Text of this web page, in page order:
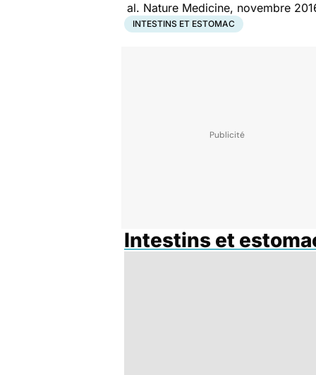
al. Nature Medicine, novembre
INTESTINS ET ESTOMAC
Intestins et